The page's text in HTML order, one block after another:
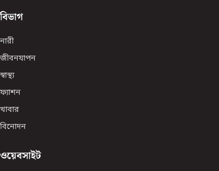
বিভাগ
নারী
জীবনযাপন
স্বাস্থ্য
ফ্যাশন
খাবার
বিনোদন
ওয়েবসাইট